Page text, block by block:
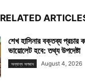
RELATED
শেখ হাসিনার বক্তব্য প্রচার
ভায়োলেট হবে: তথ্য উপদেষ্টা
অন্যান্য অপরাধ August 4, 2026